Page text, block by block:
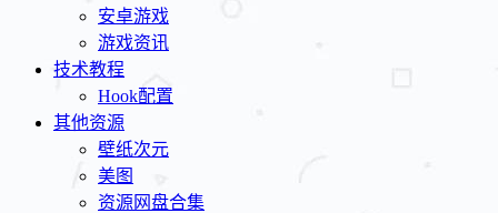
安卓游戏
游戏资讯
技术教程
Hook配置
其他资源
壁纸次元
美图
资源网盘合集